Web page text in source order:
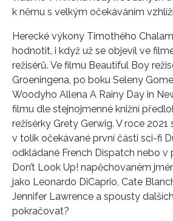
k němu s velkým očekáváním
Herecké výkony Timothého
hodnotit, i když už se objevil ve
režisérů. Ve filmu Beautiful Boy
Groeningena, po boku Seleny
Woodyho Allena A Rainy Day in
filmu dle stejnojmenné knižní
režisérky Grety Gerwig. V roce 2021
v tolik očekávané první části sci-fi
odkládané French Dispatch nebo v
Don’t Look Up! napěchovaném
jako Leonardo DiCaprio, Cate
Jennifer Lawrence a spousty
pokračovat?